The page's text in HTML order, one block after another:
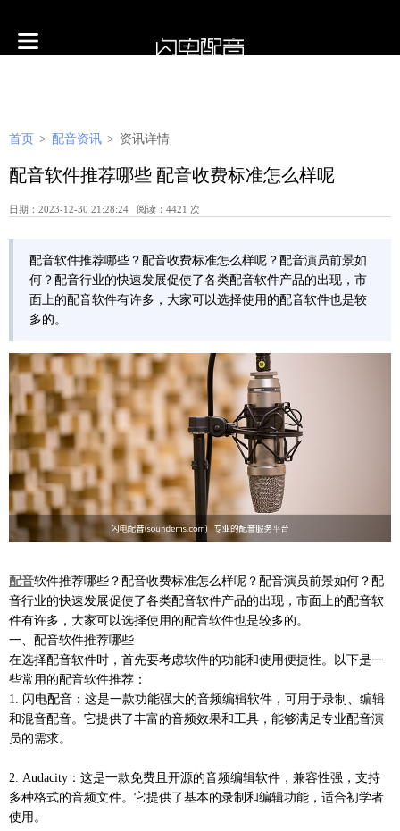
首页 > 配音资讯 > 资讯详情
配音软件推荐哪些 配音收费标准怎么样呢
日期：2023-12-30 21:28:24 阅读：4421 次
配音软件推荐哪些？配音收费标准怎么样呢？配音演员前景如
何？配音行业的快速发展促使了各类配音软件产品的出现，市
面上的配音软件有许多，大家可以选择使用的配音软件也是较
多的。
配音软件推荐哪些？配音收费标准怎么样呢？配音演员前景如何？配
音行业的快速发展促使了各类配音软件产品的出现，市面上的配音软
件有许多，大家可以选择使用的配音软件也是较多的。
一、配音软件推荐哪些
在选择配音软件时，首先要考虑软件的功能和使用便捷性。以下是一
些常用的配音软件推荐：
1. 闪电配音：这是一款功能强大的音频编辑软件，可用于录制、编辑
和混音配音。它提供了丰富的音频效果和工具，能够满足专业配音演
员的需求。
2. Audacity：这是一款免费且开源的音频编辑软件，兼容性强，支持
多种格式的音频文件。它提供了基本的录制和编辑功能，适合初学者
使用。